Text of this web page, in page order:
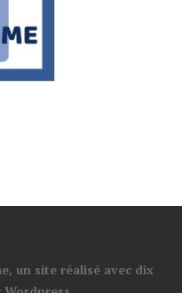
un site réalisé avec dix